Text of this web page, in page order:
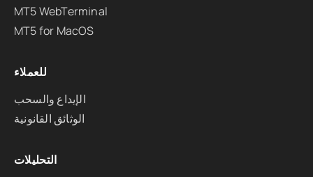
MT5 WebTerminal
MT5 for MacOS
للعملاء
الإيداع والسحب
الوثائق القانونية
التحليلات